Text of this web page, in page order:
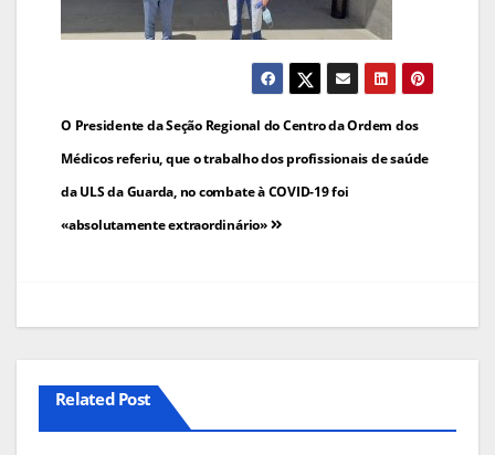
Navegação
de
artigos
O Presidente da Seção Regional do Centro da Ordem dos
Médicos referiu, que o trabalho dos profissionais de saúde
da ULS da Guarda, no combate à COVID-19 foi
«absolutamente extraordinário»
Related Post